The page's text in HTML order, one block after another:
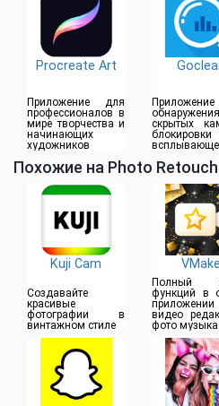
Procreate Art
Приложение для
профессионалов в
мире творчества и
начинающих
художников
обнаружения
скрытых
блокировки
Похожие на Photo Retouch
Kuji Cam
Создавайте
красивые
фотографии в
винтажном стиле
VMake
Полный
функций в
видео
фото музыка